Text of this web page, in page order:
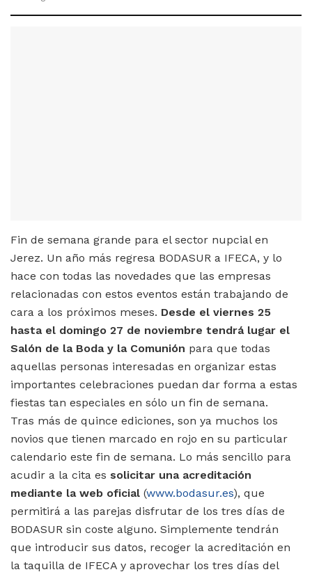
Fin de semana grande para el sector nupcial en
Jerez. Un año más regresa BODASUR a IFECA, y lo
hace con todas las novedades que las empresas
relacionadas con estos eventos están trabajando de
cara a los próximos meses. Desde el viernes 25
hasta el domingo 27 de noviembre tendrá lugar el
Salón de la Boda y la Comunión para que todas
aquellas personas interesadas en organizar estas
importantes celebraciones puedan dar forma a estas
fiestas tan especiales en sólo un fin de semana.
Tras más de quince ediciones, son ya muchos los
novios que tienen marcado en rojo en su particular
calendario este fin de semana. Lo más sencillo para
acudir a la cita es solicitar una acreditación
mediante la web oficial (www.bodasur.es), que
permitirá a las parejas disfrutar de los tres días de
BODASUR sin coste alguno. Simplemente tendrán
que introducir sus datos, recoger la acreditación en
la taquilla de IFECA y aprovechar los tres días del